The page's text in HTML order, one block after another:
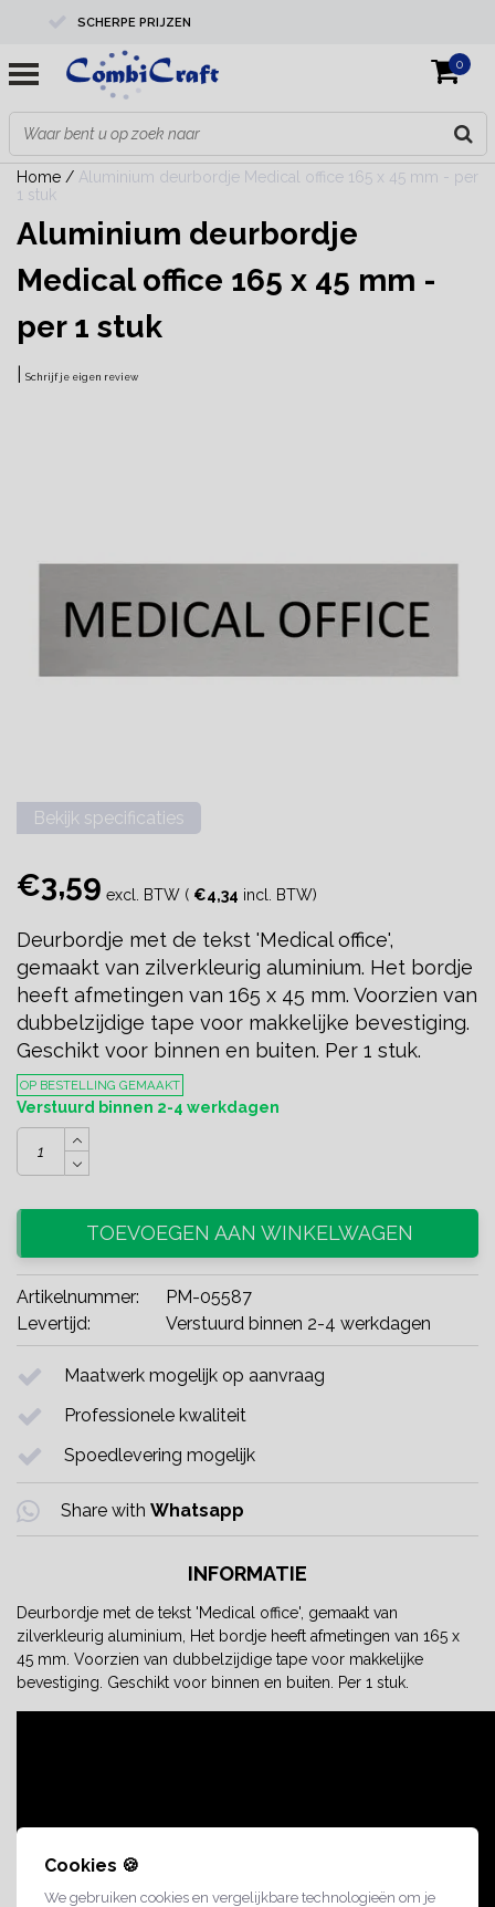
Cookies 🍪
We gebruiken cookies en vergelijkbare technologieën om je
SCHERPE PRIJZEN
PROFESSIONELE KWALITEIT
EXPERTS IN MAATWERK
0
Home / Aluminium deurbordje Medical office 165 x 45 mm - per
1 stuk
Aluminium deurbordje
Medical office 165 x 45 mm -
per 1 stuk
Schrijf je eigen review
Bekijk specificaties
€3,59 excl. BTW ( €4,34 incl. BTW)
Deurbordje met de tekst 'Medical office',
gemaakt van zilverkleurig aluminium. Het bordje
heeft afmetingen van 165 x 45 mm. Voorzien van
dubbelzijdige tape voor makkelijke bevestiging.
Geschikt voor binnen en buiten. Per 1 stuk.
OP BESTELLING GEMAAKT
Verstuurd binnen 2-4 werkdagen
TOEVOEGEN AAN WINKELWAGEN
Artikelnummer:
PM-05587
Levertijd:
Verstuurd binnen 2-4 werkdagen
Maatwerk mogelijk op aanvraag
Professionele kwaliteit
Spoedlevering mogelijk
Share with Whatsapp
INFORMATIE
Deurbordje met de tekst 'Medical office', gemaakt van
zilverkleurig aluminium, Het bordje heeft afmetingen van 165 x
45 mm. Voorzien van dubbelzijdige tape voor makkelijke
bevestiging. Geschikt voor binnen en buiten. Per 1 stuk.